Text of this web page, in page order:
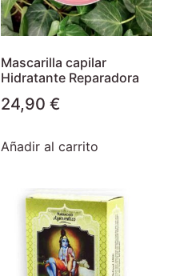
Mascarilla capilar
Hidratante Reparadora
24,90 €
Añadir al carrito